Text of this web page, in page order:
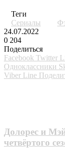
Теги
Сериалы
24.07.2022
0 204
Поделиться
Facebook Twitter
Одноклассники
Viber Line
Долорес и
четвёртого